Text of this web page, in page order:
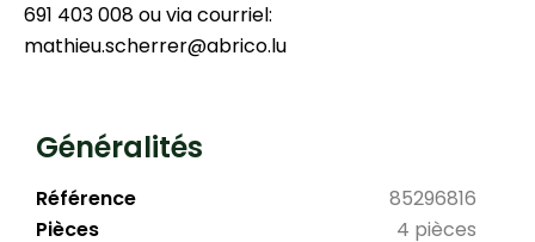
691 403 008 ou via courriel:
mathieu.scherrer@abrico.lu
Généralités
Référence
85296816
Pièces
4 pièces